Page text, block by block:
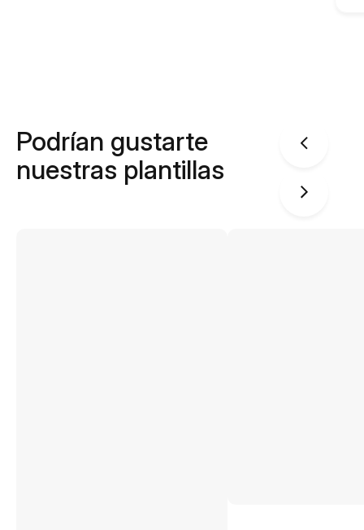
Podrían gustarte
nuestras plantillas